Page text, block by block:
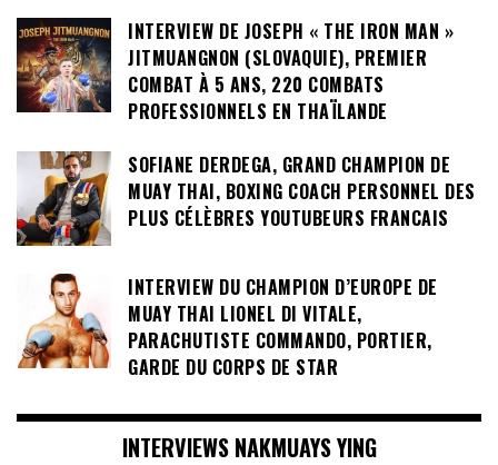
INTERVIEW DE JOSEPH « THE IRON MAN »
JITMUANGNON (SLOVAQUIE), PREMIER
COMBAT À 5 ANS, 220 COMBATS
PROFESSIONNELS EN THAÏLANDE
SOFIANE DERDEGA, GRAND CHAMPION DE
MUAY THAI, BOXING COACH PERSONNEL DES
PLUS CÉLÈBRES YOUTUBEURS FRANCAIS
INTERVIEW DU CHAMPION D’EUROPE DE
MUAY THAI LIONEL DI VITALE,
PARACHUTISTE COMMANDO, PORTIER,
GARDE DU CORPS DE STAR
INTERVIEWS NAKMUAYS YING